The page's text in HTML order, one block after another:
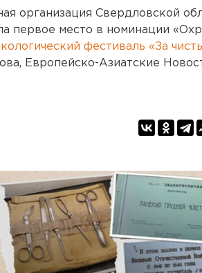
организация Свердловской
первое место в номинации
фестиваль «За
Европейско-Азиатские